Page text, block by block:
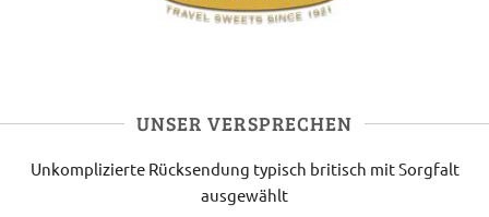
UNSER VERSPRECHEN
Unkomplizierte Rücksendung typisch britisch mit Sorgfalt
ausgewählt